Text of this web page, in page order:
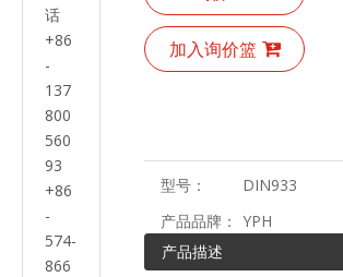
话
+86
-
137
800
560
93
+86
-
574-
866
加入询价篮
型号：
DIN933
产品品牌： YPH
产品描述